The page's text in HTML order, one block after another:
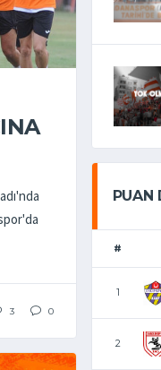
3 0
PUAN
#
1
2